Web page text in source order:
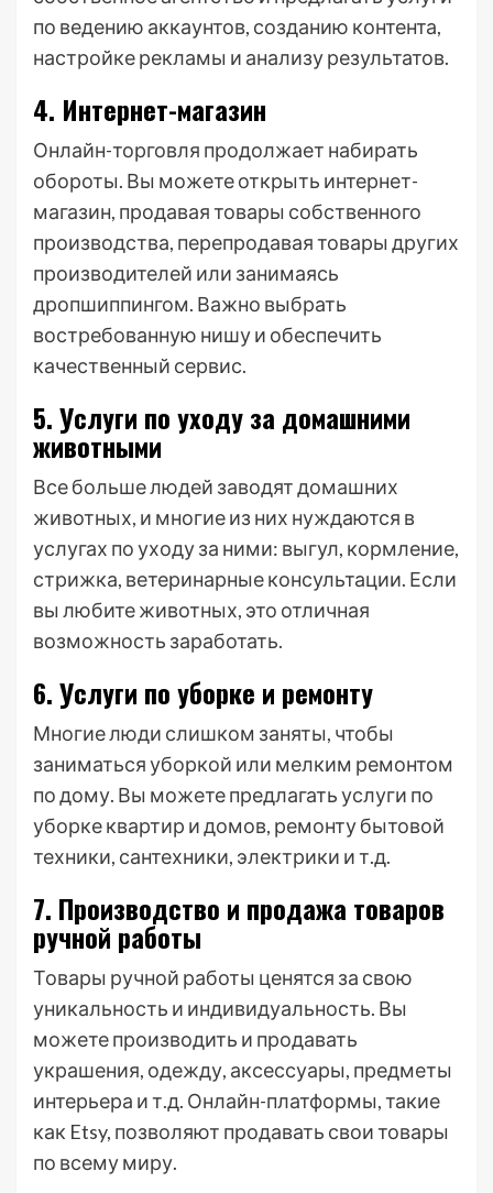
по ведению аккаунтов, созданию контента,
настройке рекламы и анализу результатов.
4. Интернет-магазин
Онлайн-торговля продолжает набирать
обороты. Вы можете открыть интернет-
магазин, продавая товары собственного
производства, перепродавая товары других
производителей или занимаясь
дропшиппингом. Важно выбрать
востребованную нишу и обеспечить
качественный сервис.
5. Услуги по уходу за домашними
животными
Все больше людей заводят домашних
животных, и многие из них нуждаются в
услугах по уходу за ними: выгул, кормление,
стрижка, ветеринарные консультации. Если
вы любите животных, это отличная
возможность заработать.
6. Услуги по уборке и ремонту
Многие люди слишком заняты, чтобы
заниматься уборкой или мелким ремонтом
по дому. Вы можете предлагать услуги по
уборке квартир и домов, ремонту бытовой
техники, сантехники, электрики и т.д.
7. Производство и продажа товаров
ручной работы
Товары ручной работы ценятся за свою
уникальность и индивидуальность. Вы
можете производить и продавать
украшения, одежду, аксессуары, предметы
интерьера и т.д. Онлайн-платформы, такие
как Etsy, позволяют продавать свои товары
по всему миру.